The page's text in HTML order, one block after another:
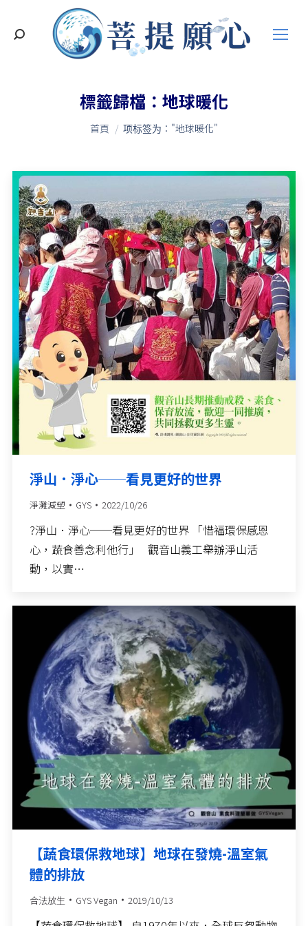
搜
標籤歸檔： 地球暖化
您在這裡：
首頁 项标签为："地球暖化"
淨山．淨心──看見更好的世界
淨灘減塑 GYS 2022/10/26
?淨山．淨心──看見更好的世界 「惜福環保感恩
心，蔬食善念利他行」 觀音山義工舉辦淨山活
動，以實…
【蔬食環保救地球】地球在發燒-溫室氣
體的排放
合法放生 GYS Vegan 2019/10/13